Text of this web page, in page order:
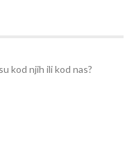
kod njih ili kod nas?